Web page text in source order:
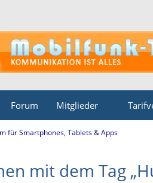
Forum Mitglieder
für Smartphones, Tablets & Apps
mit dem Tag